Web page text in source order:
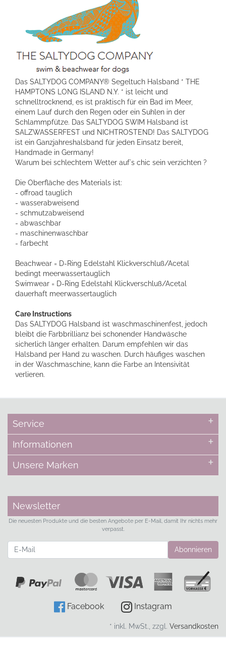
Das SALTYDOG COMPANY® Segeltuch Halsband * THE
HAMPTONS LONG ISLAND N.Y. * ist leicht und
schnelltrocknend, es ist praktisch für ein Bad im Meer,
einem Lauf durch den Regen oder ein Suhlen in der
Schlammpfütze. Das SALTYDOG SWIM Halsband ist
SALZWASSERFEST und NICHTROSTEND! Das SALTYDOG
ist ein Ganzjahreshalsband für jeden Einsatz bereit,
Handmade in Germany!
Warum bei schlechtem Wetter auf´s chic sein verzichten ?
Die Oberfläche des Materials ist:
- offroad tauglich
- wasserabweisend
- schmutzabweisend
- abwaschbar
- maschinenwaschbar
- farbecht
Beachwear = D-Ring Edelstahl Klickverschluß/Acetal
bedingt meerwassertauglich
Swimwear = D-Ring Edelstahl Klickverschluß/Acetal
dauerhaft meerwassertauglich
Care Instructions
Das SALTYDOG Halsband ist waschmaschinenfest, jedoch
bleibt die Farbbrillianz bei schonender Handwäsche
sicherlich länger erhalten. Darum empfehlen wir das
Halsband per Hand zu waschen. Durch häufiges waschen
in der Waschmaschine, kann die Farbe an Intensivität
verlieren.
Service
Informationen
Unsere Marken
Newsletter
Die neuesten Produkte und die besten Angebote per E-Mail, damit Ihr nichts mehr
verpasst.
Abonnieren
Facebook Instagram
* inkl. MwSt., zzgl. Versandkosten